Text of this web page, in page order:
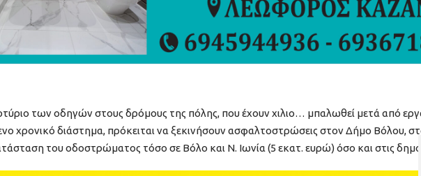
των οδηγών στους δρόμους της πόλης, που έχουν χιλιο… μπαλωθεί μετά από
χρονικό διάστημα, πρόκειται να ξεκινήσουν ασφαλτοστρώσεις στον Δήμο Βόλου,
του οδοστρώματος τόσο σε Βόλο και Ν. Ιωνία (5 εκατ. ευρώ) όσο και στις